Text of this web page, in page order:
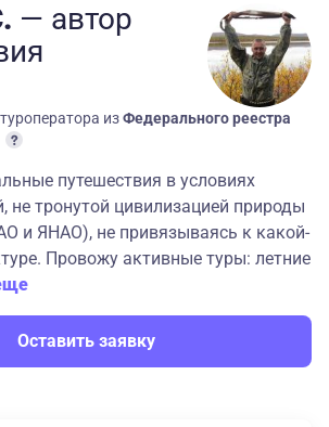
— автор
изФедерального реестра
путешествия в условиях
не тронутой цивилизацией природы
и ЯНАО), не привязываясь к какой-
Провожу активные туры: летние
Оставить заявку